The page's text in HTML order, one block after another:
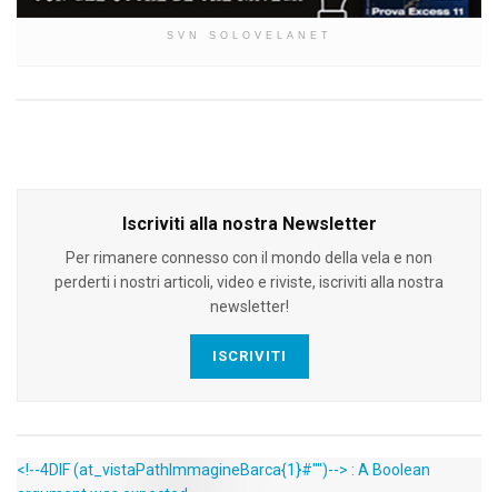
SVN SOLOVELANET
Iscriviti alla nostra Newsletter
Per rimanere connesso con il mondo della vela e non
perderti i nostri articoli, video e riviste, iscriviti alla nostra
newsletter!
ISCRIVITI
<!--4DIF (at_vistaPathImmagineBarca{1}#"")--> : A Boolean